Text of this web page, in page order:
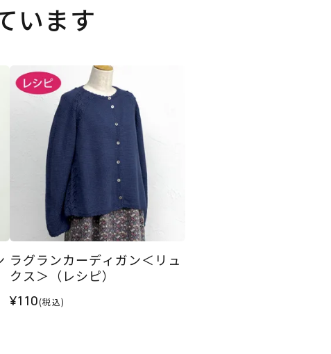
います
ラグランカーディガン＜リュ
クス＞（レシピ）
¥110(税込)